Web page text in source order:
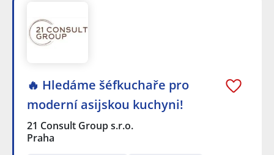
🔥 Hledáme šéfkuchaře pro
moderní asijskou kuchyni!
21 Consult Group s.r.o.
Praha